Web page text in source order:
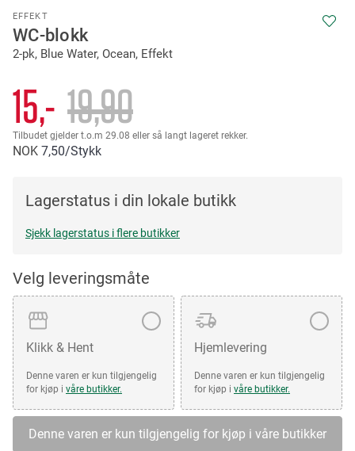
EFFEKT
WC-blokk
2-pk, Blue Water, Ocean, Effekt
15,- 1990
Tilbudet gjelder t.o.m 29.08 eller så langt lageret rekker.
NOK 7 50/Stykk
Lagerstatus i din lokale butikk
Sjekk lagerstatus i flere butikker
Velg leveringsmåte
Klikk & Hent
Denne varen er kun tilgjengelig
for kjøp i våre butikker.
Hjemlevering
Denne varen er kun tilgjengelig
for kjøp i våre butikker.
Denne varen er kun tilgjengelig for kjøp i våre butikker
to
the
beginning
the
images
gallery